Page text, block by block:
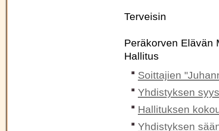
Terveisin
Peräkorven Elävän
Hallitus
Soittajien
Yhdistyksen
Hallituksen
Yhdistyksen